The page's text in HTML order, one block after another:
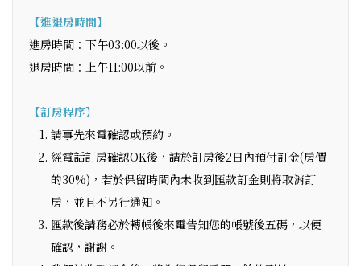
【進退房時間】
進房時間：下午03:00以後。
退房時間：上午11:00以前。
【訂房程序】
請事先來電確認或預約。
經電話訂房確認OK後，請於訂房後2日內預付訂金(房價
的30%)，若於保留時間內未收到匯款訂金則將取消訂
房，並且不另行通知。
匯款後請務必於轉帳後來電告知您的帳號後五碼，以便
確認，謝謝。